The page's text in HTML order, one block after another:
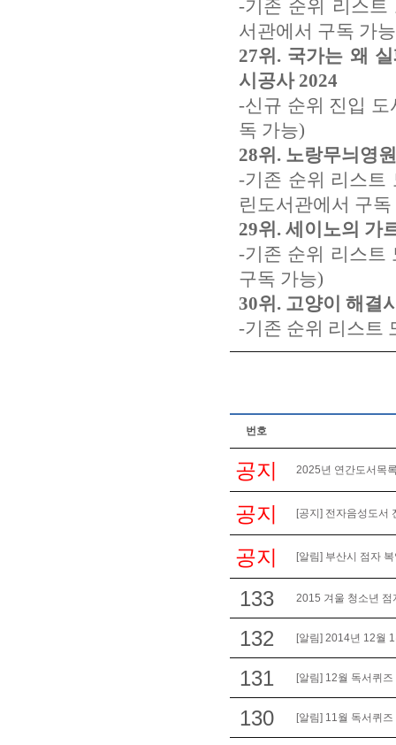
-기존 순위 리스트
서관에서 구독 가
27위. 국가는 왜
시공사 2024
-신규 순위 진입
독 가능)
28위. 노랑무늬영
-기존 순위 리스트
린도서관에서 구독
29위. 세이노의 가
-기존 순위 리스트
구독 가능)
30위. 고양이 해결
-기존 순위 리스트
번호
공지 2025년 연간도서목
공지 [공지] 전자음성도서
공지 [알림] 부산시 점자
133 2015 겨울 청소년 점
132 [알림] 2014년 12월
131 [알림] 12월 독서퀴
130 [알림] 11월 독서퀴